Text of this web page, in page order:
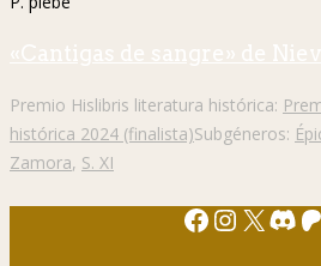
«Cantigas de sangre» de
Premio Hislibris literatura histórica:
histórica 2024 (finalista)Subgéneros:
Zamora, S. XI
Facebook
X